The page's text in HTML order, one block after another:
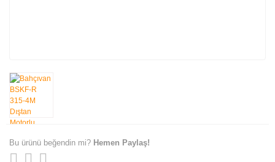
Bu ürünü beğendin mi? Hemen Paylaş!